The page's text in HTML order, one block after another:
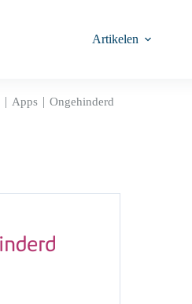
Artikelen
| Apps | Ongehinderd